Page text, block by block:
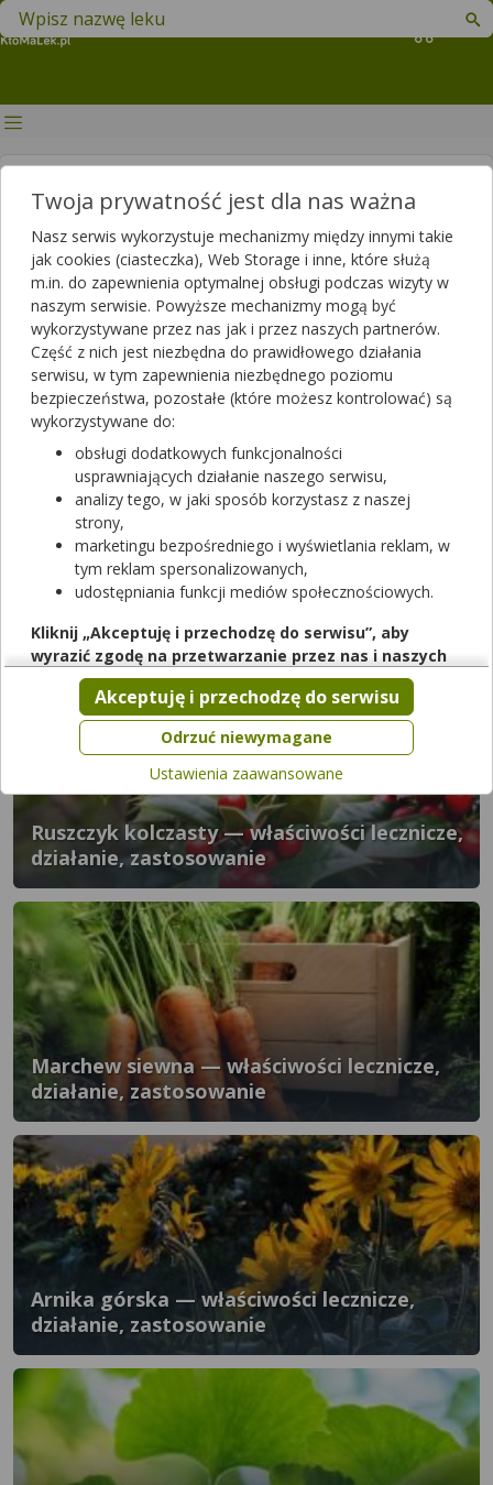
Koszyk
Znajdź lek w swojej okolicy
Mniszek lekarski — właściwości lecznicze,
działanie, zastosowanie
Tymianek pospolity — właściwości lecznicze,
działanie, zastosowanie
Ruszczyk kolczasty — właściwości lecznicze,
działanie, zastosowanie
Marchew siewna — właściwości lecznicze,
działanie, zastosowanie
Arnika górska — właściwości lecznicze,
działanie, zastosowanie
Twoja prywatność jest dla nas ważna
Nasz serwis wykorzystuje mechanizmy między innymi takie
jak cookies (ciasteczka), Web Storage i inne, które służą
m.in. do zapewnienia optymalnej obsługi podczas wizyty w
naszym serwisie. Powyższe mechanizmy mogą być
wykorzystywane przez nas jak i przez naszych partnerów.
Część z nich jest niezbędna do prawidłowego działania
serwisu, w tym zapewnienia niezbędnego poziomu
bezpieczeństwa, pozostałe (które możesz kontrolować) są
wykorzystywane do:
obsługi dodatkowych funkcjonalności
usprawniających działanie naszego serwisu,
analizy tego, w jaki sposób korzystasz z naszej
strony,
marketingu bezpośredniego i wyświetlania reklam, w
tym reklam spersonalizowanych,
udostępniania funkcji mediów społecznościowych.
Kliknij „Akceptuję i przechodzę do serwisu”, aby
wyrazić zgodę na przetwarzanie przez nas i naszych
partnerów Twoich danych w powyższych celach.
Pamiętaj, że wyrażenie zgody jest dobrowolne, a wyrażoną
zgodę możesz w każdej chwili cofnąć, możesz też wycofać
zgodę na przetwarzanie Twoich danych tylko w niektórych
celach. Jeżeli chcesz dowiedzieć się więcej lub chcesz
przeprowadzić konfigurację szczegółową, to możesz tego
dokonać za pomocą „Ustawień zaawansowanych”.
Więcej informacji na temat wykorzystywania narzędzi
zewnętrznych w naszym serwisie znajdziesz w
Serwisu.
Odrzuć niewymagane
Akceptuję i przechodzę do serwisu
Ustawienia zaawansowane